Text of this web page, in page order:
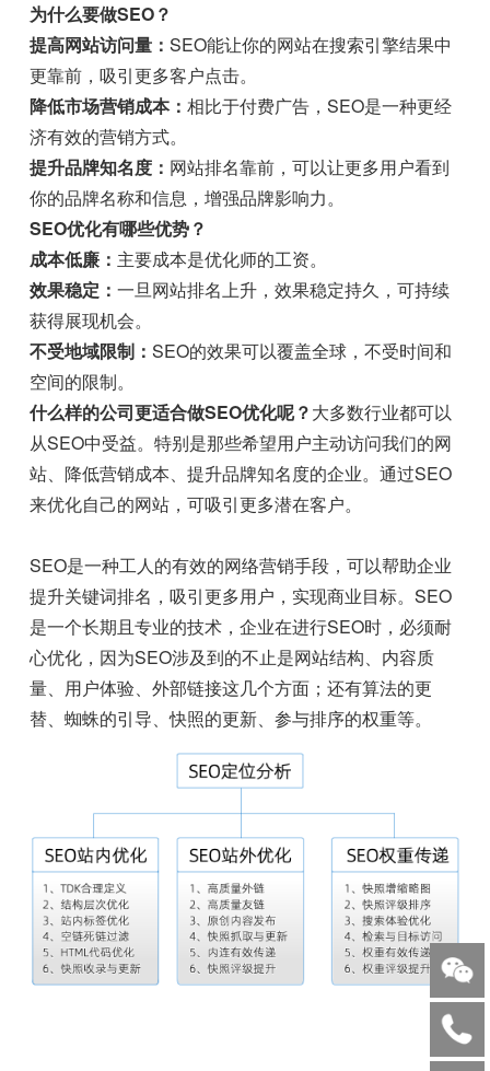
为什么要做SEO？
提高网站访问量：SEO能让你的网站在搜索引擎结果中
更靠前，吸引更多客户点击。
降低市场营销成本：相比于付费广告，SEO是一种更经
济有效的营销方式。
提升品牌知名度： 网站排名靠前，可以让更多用户看到
你的品牌名称和信息，增强品牌影响力。
SEO优化有哪些优势？
成本低廉： 主要成本是优化师的工资。
效果稳定：一旦网站排名上升，效果稳定持久，可持续
获得展现机会。
不受地域限制：SEO的效果可以覆盖全球，不受时间和
空间的限制。
什么样的公司更适合做SEO优化呢？大多数行业都可以
从SEO中受益。特别是那些希望用户主动访问我们的网
站、降低营销成本、提升品牌知名度的企业。通过SEO
来优化自己的网站，可吸引更多潜在客户。
SEO是一种工人的有效的网络营销手段，可以帮助企业
提升关键词排名，吸引更多用户，实现商业目标。SEO
是一个长期且专业的技术，企业在进行SEO时，必须耐
心优化，因为SEO涉及到的不止是网站结构、内容质
量、用户体验、外部链接这几个方面；还有算法的更
替、蜘蛛的引导、快照的更新、参与排序的权重等。